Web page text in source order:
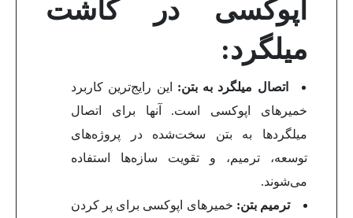
اپوکسی در کاشت
میلگرد:
اتصال میلگرد به بتن: این رایج‌ترین کاربرد
خمیرهای اپوکسی است. آنها برای اتصال
میلگردها به بتن سخت‌شده در پروژه‌های
توسعه، ترمیم، و تقویت سازه‌ها استفاده
می‌شوند.
ترمیم بتن: خمیرهای اپوکسی برای پر کردن